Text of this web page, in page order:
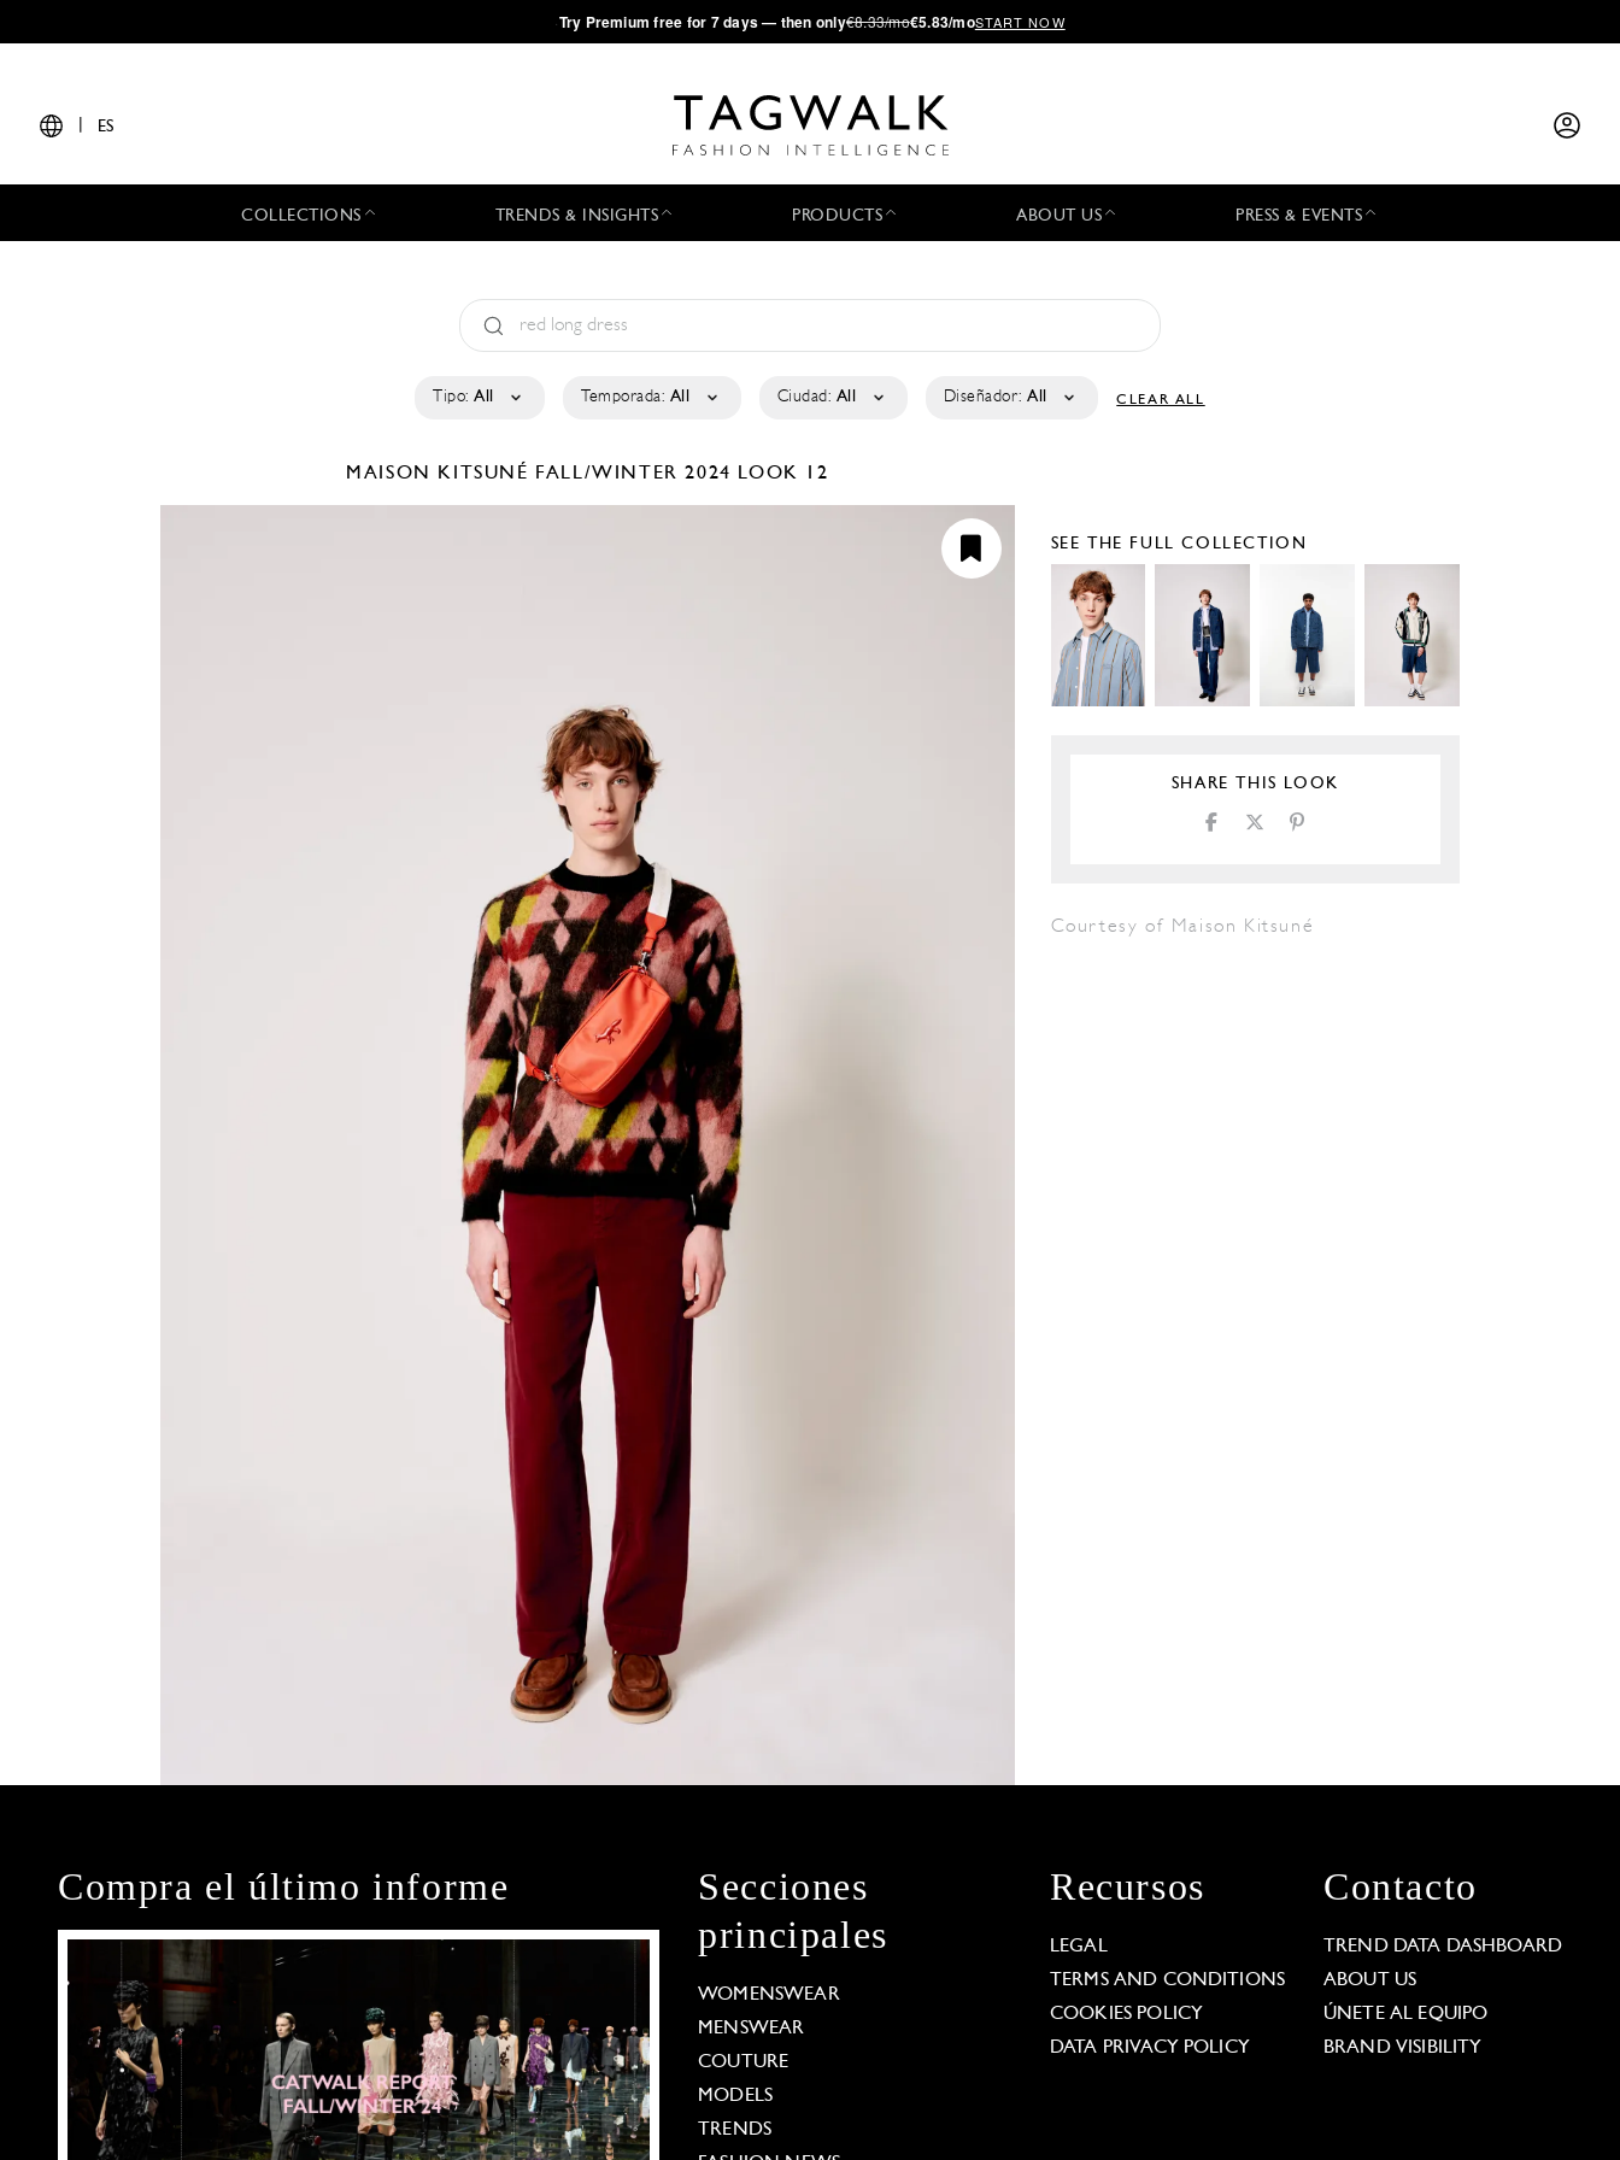
·Try Premium free for 7 days — then only€8.33/mo€5.83/moSTART NOW
ES
COLLECTIONS TRENDS & INSIGHTS PRODUCTS ABOUT US PRESS & EVENTS
Tipo: All Temporada: All Ciudad: All Diseñador: All CLEAR ALL
MAISON KITSUNÉ FALL/WINTER 2024 LOOK 12
SEE THE FULL COLLECTION
SHARE THIS LOOK
Courtesy of Maison Kitsuné
Compra el último informe
Secciones
principales
WOMENSWEAR
MENSWEAR
COUTURE
MODELS
TRENDS
Recursos
LEGAL
TERMS AND CONDITIONS
COOKIES POLICY
DATA PRIVACY POLICY
Contacto
TREND DATA DASHBOARD
ABOUT US
ÚNETE AL EQUIPO
BRAND VISIBILITY